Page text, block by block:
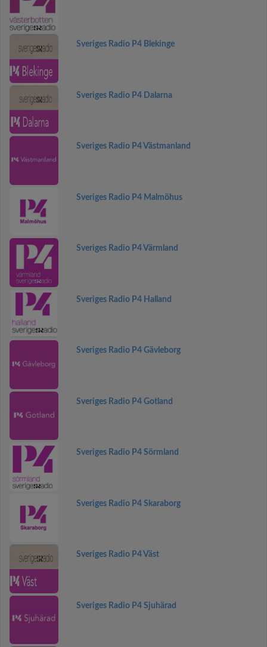
Sveriges Radio P4 Blekinge
Sveriges Radio P4 Dalarna
Sveriges Radio P4 Västmanland
Sveriges Radio P4 Malmöhus
Sveriges Radio P4 Värmland
Sveriges Radio P4 Halland
Sveriges Radio P4 Gävleborg
Sveriges Radio P4 Gotland
Sveriges Radio P4 Sörmland
Sveriges Radio P4 Skaraborg
Sveriges Radio P4 Väst
Sveriges Radio P4 Sjuhärad